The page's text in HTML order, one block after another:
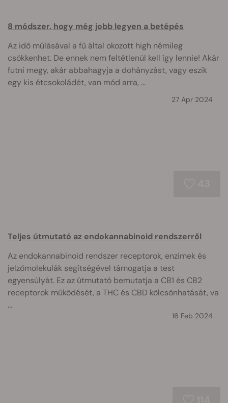
8 módszer, hogy még jobb legyen a betépés
Az idő múlásával a fű által okozott high némileg
csökkenhet. De ennek nem feltétlenül kell így lennie! Akár
futni megy, akár abbahagyja a dohányzást, vagy eszik
egy kis étcsokoládét, van mód arra, ...
27 Apr 2024
Teljes útmutató az endokannabinoid rendszerről
Az endokannabinoid rendszer receptorok, enzimek és
jelzőmolekulák segítségével támogatja a test
egyensúlyát. Ez az útmutató bemutatja a CB1 és CB2
receptorok működését, a THC és CBD kölcsönhatását, va
...
16 Feb 2024